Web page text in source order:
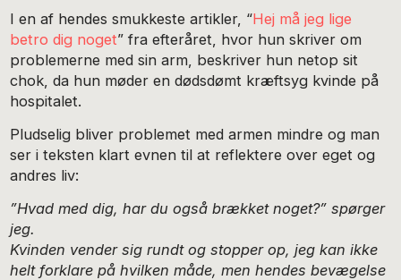
I en af hendes smukkeste artikler, “Hej må jeg lige
betro dig noget” fra efteråret, hvor hun skriver om
problemerne med sin arm, beskriver hun netop sit
chok, da hun møder en dødsdømt kræftsyg kvinde på
hospitalet.
Pludselig bliver problemet med armen mindre og man
ser i teksten klart evnen til at reflektere over eget og
andres liv:
”Hvad med dig, har du også brækket noget?” spørger
jeg.
Kvinden vender sig rundt og stopper op, jeg kan ikke
helt forklare på hvilken måde, men hendes bevægelse